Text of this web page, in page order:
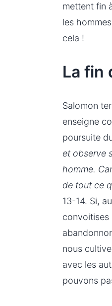
mettent fin
les
cela !
La fin
Salomon
enseigne
poursuite
et observe
homme.
de tout ce
13-14. Si,
convoitises
nous
avec les
pouvons